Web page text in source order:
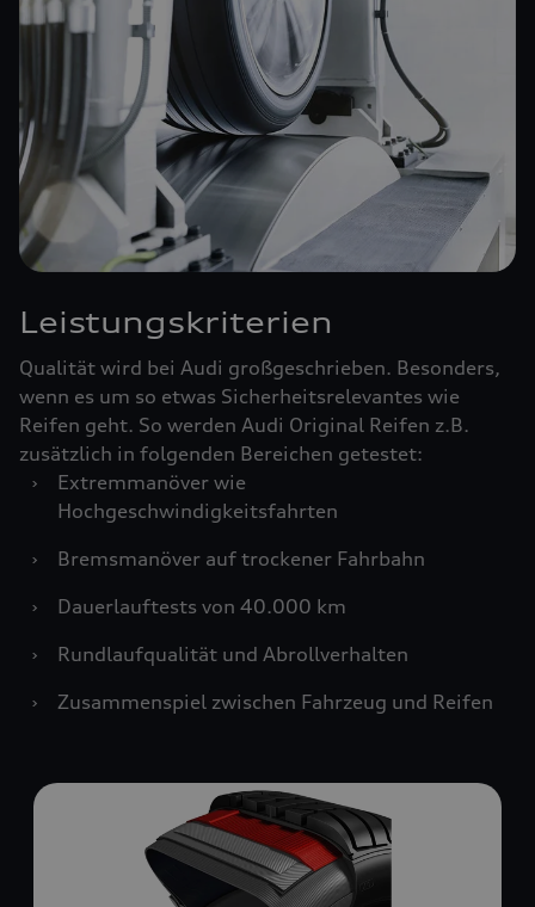
Leistungskriterien
Qualität wird bei Audi großgeschrieben. Besonders,
wenn es um so etwas Sicherheitsrelevantes wie
Reifen geht. So werden Audi Original Reifen z.B.
zusätzlich in folgenden Bereichen getestet:
›
Extremmanöver wie
Hochgeschwindigkeitsfahrten
›
Bremsmanöver auf trockener Fahrbahn
›
Dauerlauftests von 40.000 km
›
Rundlaufqualität und Abrollverhalten
›
Zusammenspiel zwischen Fahrzeug und Reifen